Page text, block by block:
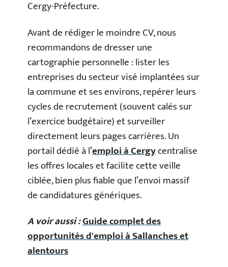
Cergy-Préfecture.
Avant de rédiger le moindre CV, nous
recommandons de dresser une
cartographie personnelle : lister les
entreprises du secteur visé implantées sur
la commune et ses environs, repérer leurs
cycles de recrutement (souvent calés sur
l’exercice budgétaire) et surveiller
directement leurs pages carrières. Un
portail dédié à l’emploi à Cergycentralise
les offres locales et facilite cette veille
ciblée, bien plus fiable que l’envoi massif
de candidatures génériques.
A voir aussi :Guide complet des
opportunités d'emploi à Sallanches et
alentours